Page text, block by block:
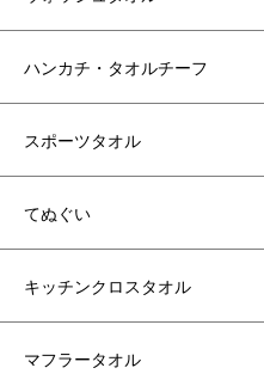
ハンカチ・タオルチーフ
スポーツタオル
てぬぐい
キッチンクロスタオル
マフラータオル